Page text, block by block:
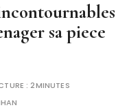
sa piece
:2MINUTES